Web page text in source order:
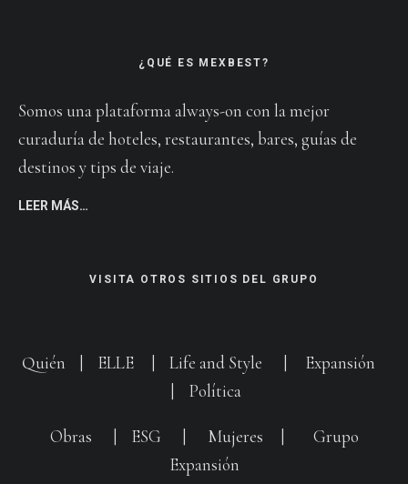
¿QUÉ ES MEXBEST?
Somos una plataforma always-on con la mejor
curaduría de hoteles, restaurantes, bares, guías de
destinos y tips de viaje.
LEER MÁS…
VISITA OTROS SITIOS DEL GRUPO
Quién ELLE Life and Style
Expansión
Política
Obras ESG Mujeres
Grupo
Expansión